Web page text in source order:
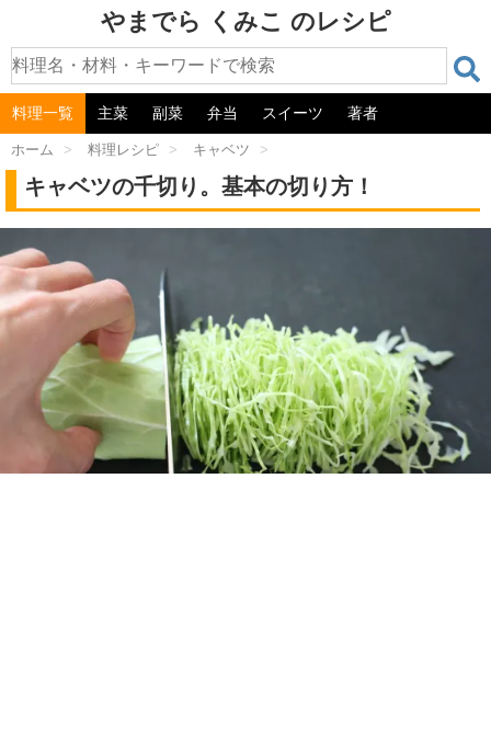
やまでら くみこ のレシピ
料理一覧 主菜 副菜 弁当 スイーツ 著者
ホーム > 料理レシピ > キャベツ >
キャベツの千切り。基本の切り方！